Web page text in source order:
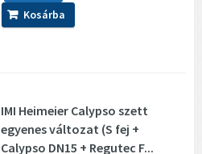
Kosárba
IMI Heimeier Calypso szett
egyenes változat (S fej +
Calypso DN15 + Regutec F...